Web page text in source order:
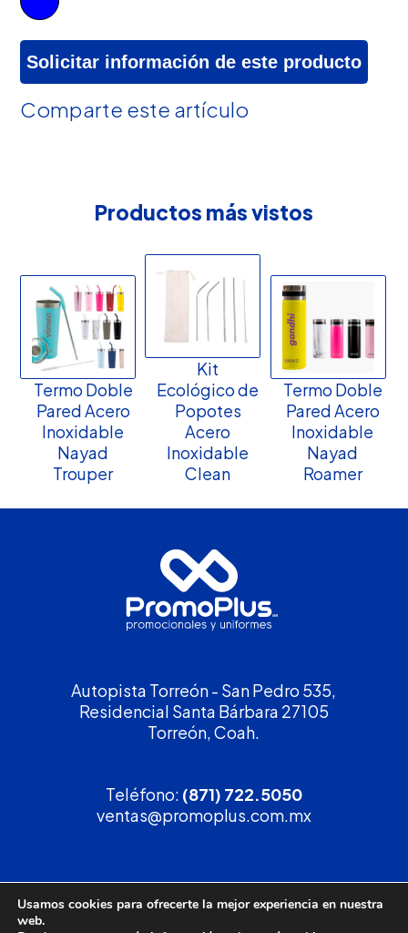
Solicitar información de este producto
Comparte este artículo
Productos más vistos
Termo Doble
Pared Acero
Inoxidable
Nayad
Trouper
Kit
Ecológico de
Popotes
Acero
Inoxidable
Clean
Termo Doble
Pared Acero
Inoxidable
Nayad
Roamer
Autopista Torreón - San Pedro 535,
Residencial Santa Bárbara 27105
Torreón, Coah.
Teléfono: (871) 722.5050
ventas@promoplus.com.mx
¡Solicita tucotización!
Usamos cookies para ofrecerte la mejor experiencia en nuestra
web.